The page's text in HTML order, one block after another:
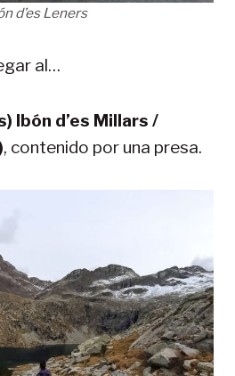
d’es Leners
al…
Ibón d’es Millars /
, contenido por una presa.